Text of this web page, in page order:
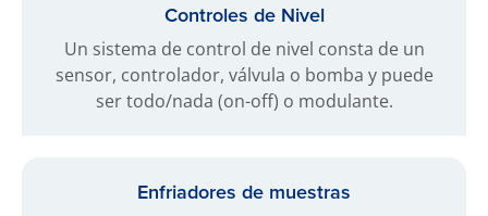
Controles de Nivel
Un sistema de control de nivel consta de un
sensor, controlador, válvula o bomba y puede
ser todo/nada (on-off) o modulante.
Enfriadores de muestras